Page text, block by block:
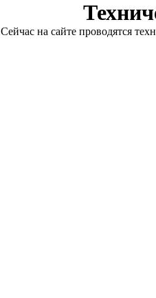
Сейчас на сайте проводятся